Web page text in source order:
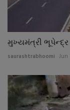
મુખ્યમંત્રી ભૂપેન્દ્ર
saurashtrabhoomi Jun